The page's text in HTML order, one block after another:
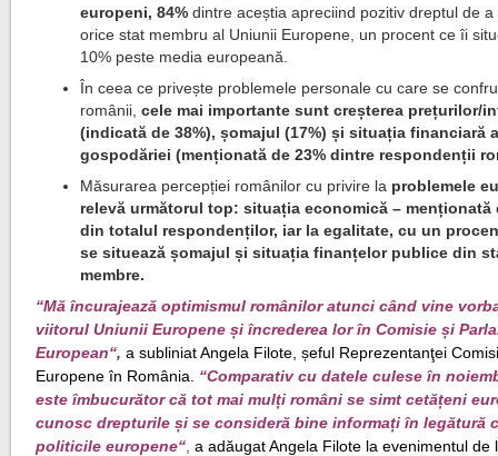
europeni, 84%dintre aceștia apreciind pozitiv dreptul de
orice stat membru al Uniunii Europene, un procent ce îi
10% peste media europeană.
În ceea ce privește problemele personale cu care se
românii, cele mai importante sunt creșterea prețurilor/
(indicată de 38%), șomajul (17%) și situația financiară
gospodăriei (menționată de 23% dintre respondenții
Măsurarea percepției românilor cu privire la problemele
relevă următorul top: situația economică – menționată
din totalul respondenților, iar la egalitate, cu un
se situează șomajul și situația finanțelor publice din
membre.
“Mă încurajează optimismul românilor atunci când vine
viitorul Uniunii Europene și încrederea lor în Comisie și
European“, a subliniat Angela Filote, șeful Reprezentanţei
Europene în România.
“Comparativ cu datele culese în
este îmbucurător că tot mai mulți români se simt cetățeni
cunosc drepturile și se consideră bine informați în legătură
politicile europene“ ,a adăugat Angela Filote la evenimentul de